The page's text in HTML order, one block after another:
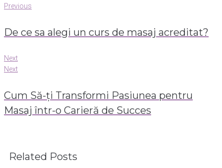
Previous
De ce sa alegi un curs de masaj acreditat?
Next
Next
Cum Să-ți Transformi Pasiunea pentru
Masaj într-o Carieră de Succes
Related Posts